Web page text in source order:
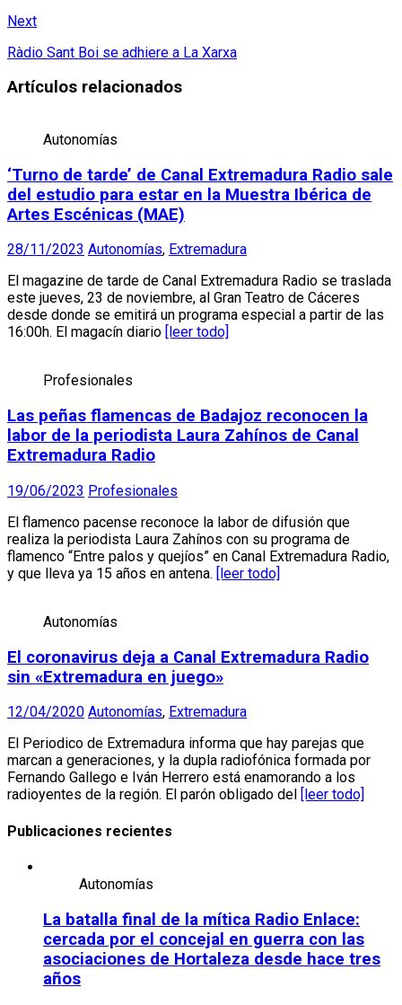
Next
Ràdio Sant Boi se adhiere a La Xarxa
Artículos relacionados
Autonomías
‘Turno de tarde’ de Canal Extremadura Radio sale
del estudio para estar en la Muestra Ibérica de
Artes Escénicas (MAE)
28/11/2023 Autonomías, Extremadura
El magazine de tarde de Canal Extremadura Radio se traslada
este jueves, 23 de noviembre, al Gran Teatro de Cáceres
desde donde se emitirá un programa especial a partir de las
16:00h. El magacín diario
[leer todo]
Profesionales
Las peñas flamencas de Badajoz reconocen la
labor de la periodista Laura Zahínos de Canal
Extremadura Radio
19/06/2023 Profesionales
El flamenco pacense reconoce la labor de difusión que
realiza la periodista Laura Zahínos con su programa de
flamenco “Entre palos y quejíos” en Canal Extremadura Radio,
y que lleva ya 15 años en antena. [leer todo]
Autonomías
El coronavirus deja a Canal Extremadura Radio
sin «Extremadura en juego»
12/04/2020 Autonomías, Extremadura
El Periodico de Extremadura informa que hay parejas que
marcan a generaciones, y la dupla radiofónica formada por
Fernando Gallego e Iván Herrero está enamorando a los
radioyentes de la región. El parón obligado del
[leer todo]
Publicaciones recientes
Autonomías
La batalla final de la mítica Radio Enlace:
cercada por el concejal en guerra con las
asociaciones de Hortaleza desde hace tres
años